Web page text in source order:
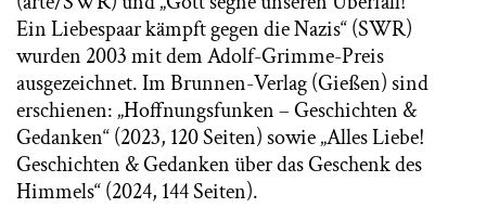
Ein Liebespaar kämpft gegen die Nazis“ (SWR)
wurden 2003 mit dem Adolf-Grimme-Preis
ausgezeichnet. Im Brunnen-Verlag (Gießen) sind
erschienen: „Hoffnungsfunken – Geschichten &
Gedanken“ (2023, 120 Seiten) sowie „Alles Liebe!
Geschichten & Gedanken über das Geschenk des
Himmels“ (2024, 144 Seiten).